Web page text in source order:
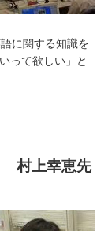
に関する知識を
って欲しい」と
村上幸恵先